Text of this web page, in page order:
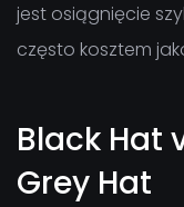
jest osiągnięcie
często kosztem
Black Hat
Grey Hat